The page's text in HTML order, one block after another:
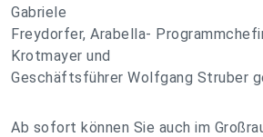
Gabriele
Freydorfer, Arabella-
Krotmayer und
Geschäftsführer Wolfgang Struber
Ab sofort können Sie auch im